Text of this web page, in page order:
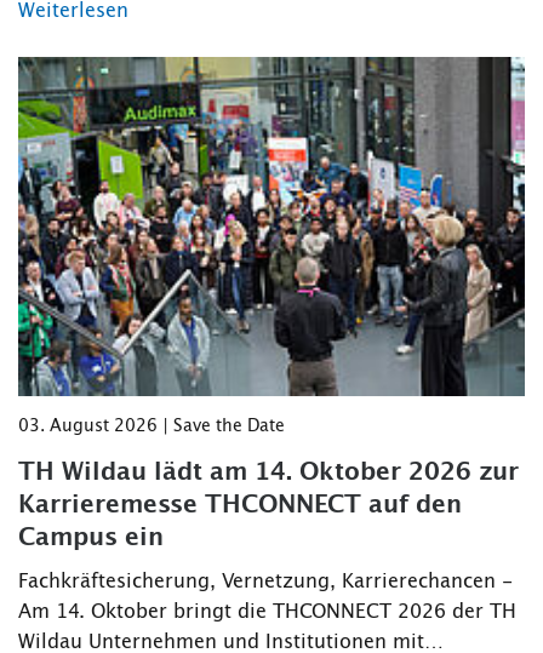
Weiterlesen
03. August 2026 | Save the Date
TH Wildau lädt am 14. Oktober 2026 zur
Karrieremesse THCONNECT auf den
Campus ein
Fachkräftesicherung, Vernetzung, Karrierechancen -
Am 14. Oktober bringt die THCONNECT 2026 der TH
Wildau Unternehmen und Institutionen mit…